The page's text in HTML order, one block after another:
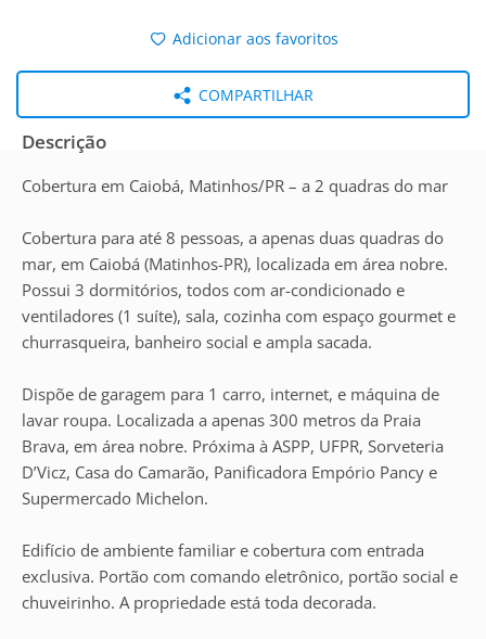
Adicionar aos favoritos
COMPARTILHAR
Descrição
Cobertura em Caiobá, Matinhos/PR – a 2 quadras do mar
Cobertura para até 8 pessoas, a apenas duas quadras do
mar, em Caiobá (Matinhos-PR), localizada em área nobre.
Possui 3 dormitórios, todos com ar-condicionado e
ventiladores (1 suíte), sala, cozinha com espaço gourmet e
churrasqueira, banheiro social e ampla sacada.
Dispõe de garagem para 1 carro, internet, e máquina de
lavar roupa. Localizada a apenas 300 metros da Praia
Brava, em área nobre. Próxima à ASPP, UFPR, Sorveteria
D’Vicz, Casa do Camarão, Panificadora Empório Pancy e
Supermercado Michelon.
Edifício de ambiente familiar e cobertura com entrada
exclusiva. Portão com comando eletrônico, portão social e
chuveirinho. A propriedade está toda decorada.